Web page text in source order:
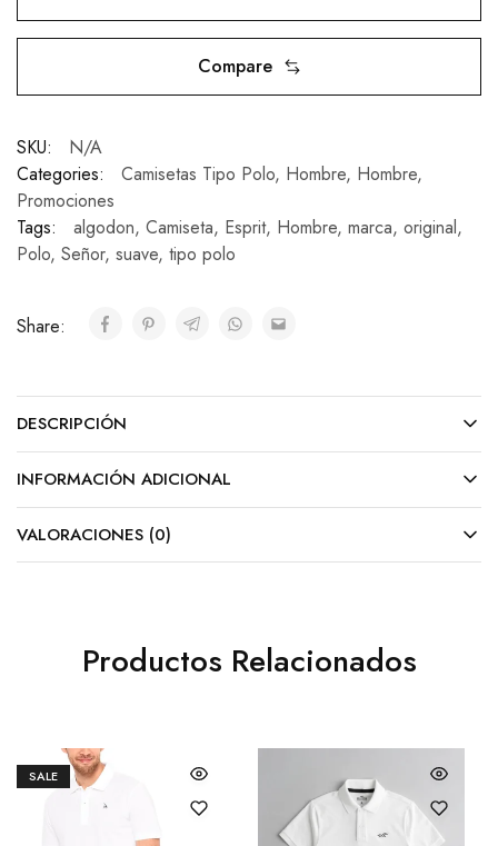
Compare
SKU:
N/A
Categories:
Camisetas Tipo Polo, Hombre, Hombre,
Promociones
Tags:
algodon, Camiseta, Esprit, Hombre, marca, original,
Polo, Señor, suave, tipo polo
Share:
DESCRIPCIÓN
INFORMACIÓN ADICIONAL
VALORACIONES (0)
Productos Relacionados
SALE